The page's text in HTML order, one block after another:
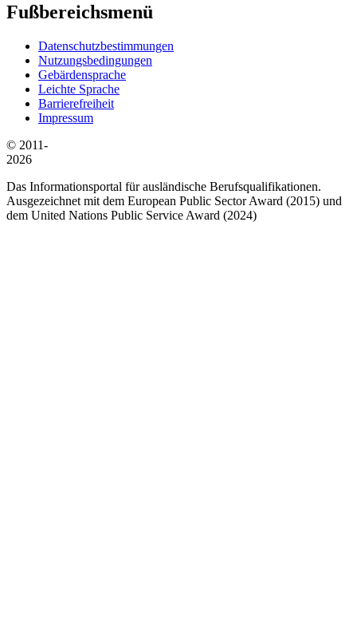
Fußbereichsmenü
Datenschutzbestimmungen
Nutzungsbedingungen
Gebärdensprache
Leichte Sprache
Barrierefreiheit
Impressum
© 2011-
2026
Das Informationsportal für ausländische Berufsqualifikationen.
Ausgezeichnet mit dem European Public Sector Award (2015) und
dem United Nations Public Service Award (2024)